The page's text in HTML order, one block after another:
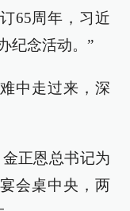
65周年，习近
纪念活动。”
中走过来，深
正恩总书记为
会桌中央，两